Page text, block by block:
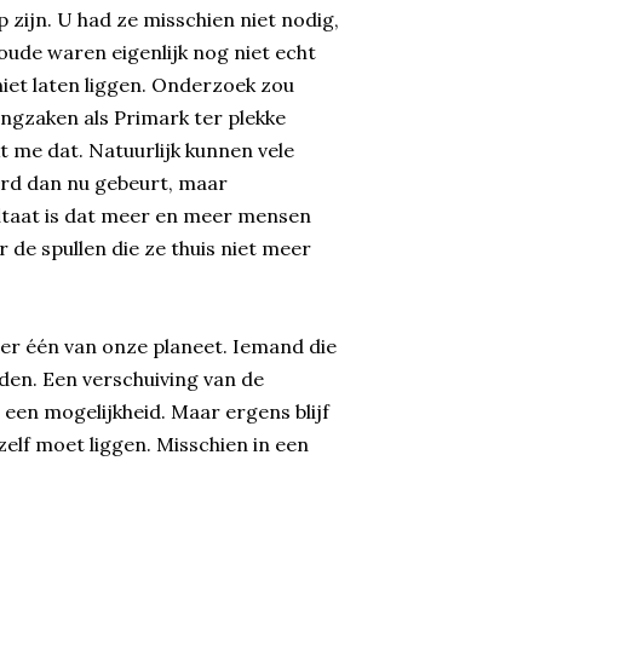
zijn. U had ze misschien niet nodig,
waren eigenlijk nog niet echt
laten liggen. Onderzoek zou
als Primark ter plekke
me dat. Natuurlijk kunnen vele
dan nu gebeurt, maar
is dat meer en meer mensen
spullen die ze thuis niet meer
één van onze planeet. Iemand die
Een verschuiving van de
mogelijkheid. Maar ergens blijf
moet liggen. Misschien in een